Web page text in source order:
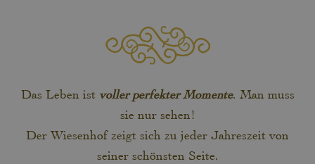
Das Leben ist voller perfekter Momente. Man muss
sie nur sehen!
Der Wiesenhof zeigt sich zu jeder Jahreszeit von
seiner schönsten Seite.